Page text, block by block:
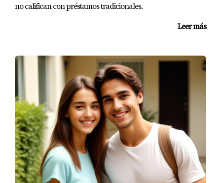
no califican con préstamos tradicionales.
Leer más